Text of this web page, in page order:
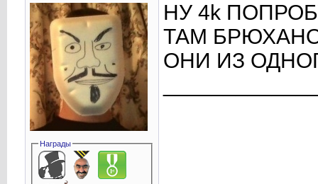
Награды
НУ 4k
ТАМ
ОНИ ИЗ